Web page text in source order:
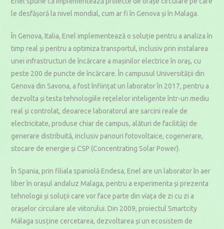
le desfășoră la nivel mondial, cum ar fi în Genova și în Malaga.
În Genova, Italia, Enel implementează o soluție pentru a analiza în
timp real și pentru a optimiza transportul, inclusiv prin instalarea
unei infrastructuri de încărcare a mașinilor electrice în oraș, cu
peste 200 de puncte de încărcare. În campusul Universității din
Genova din Savona, a fost înființat un laborator în 2017, pentru a
dezvolta și testa tehnologiile rețelelor inteligente într-un mediu
real și controlat, deoarece laboratorul are sarcini reale de
electricitate, produse chiar de campus, alături de facilități de
generare distribuită, inclusiv panouri fotovoltaice, cogenerare,
stocare de energie și CSP (Concentrating Solar Power).
În Spania, prin filiala spaniolă Endesa, Enel are un laborator în aer
liber în orașul andaluz Malaga, pentru a experimenta și prezenta
tehnologii și soluții care vor face parte din viața de zi cu zi a
orașelor circulare ale viitorului. Din 2009, proiectul Smartcity
Málaga susține cercetarea, dezvoltarea și un ecosistem de